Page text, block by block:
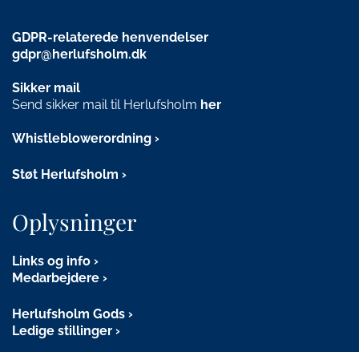
GDPR-relaterede henvendelser
gdpr@herlufsholm.dk
Sikker mail
Send sikker mail til Herlufsholm her
Whistleblowerordning
Støt Herlufsholm
Oplysninger
Links og info
Medarbejdere
Herlufsholm Gods
Ledige stillinger